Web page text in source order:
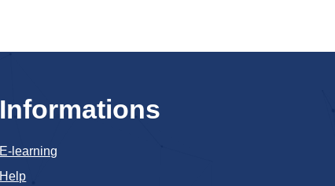
Informations
E-learning
Help